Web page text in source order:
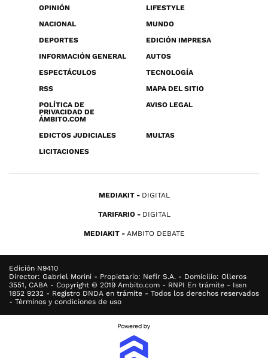
OPINIÓN
LIFESTYLE
NACIONAL
MUNDO
DEPORTES
EDICIÓN IMPRESA
INFORMACIÓN GENERAL
AUTOS
ESPECTÁCULOS
TECNOLOGÍA
RSS
MAPA DEL SITIO
POLÍTICA DE
PRIVACIDAD DE
ÁMBITO.COM
AVISO LEGAL
EDICTOS JUDICIALES
MULTAS
LICITACIONES
MEDIAKIT DIGITAL
TARIFARIO DIGITAL
MEDIAKIT AMBITO DEBATE
Edición N9410
Director: Gabriel Morini - Propietario: Nefir S.A. - Domicilio: Olleros
3551, CABA - Copyright © 2019 Ambito.com - RNPI En trámite - Issn
1852 9232 - Registro DNDA en trámite - Todos los derechos reservados
- Términos y condiciones de uso